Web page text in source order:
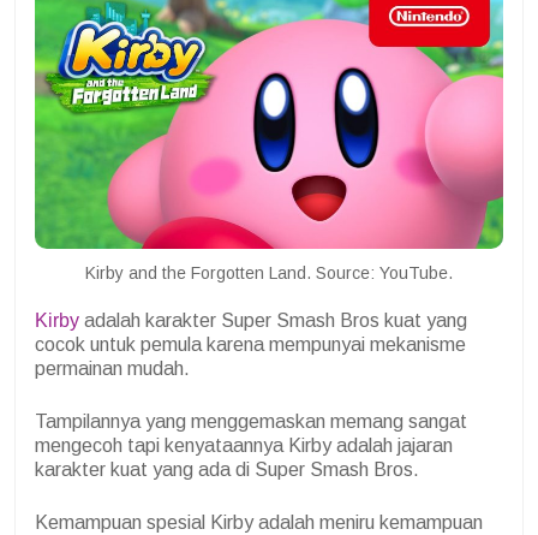
Kirby and the Forgotten Land. Source: YouTube.
Kirby adalah karakter Super Smash Bros kuat yang
cocok untuk pemula karena mempunyai mekanisme
permainan mudah.
Tampilannya yang menggemaskan memang sangat
mengecoh tapi kenyataannya Kirby adalah jajaran
karakter kuat yang ada di Super Smash Bros.
Kemampuan spesial Kirby adalah meniru kemampuan